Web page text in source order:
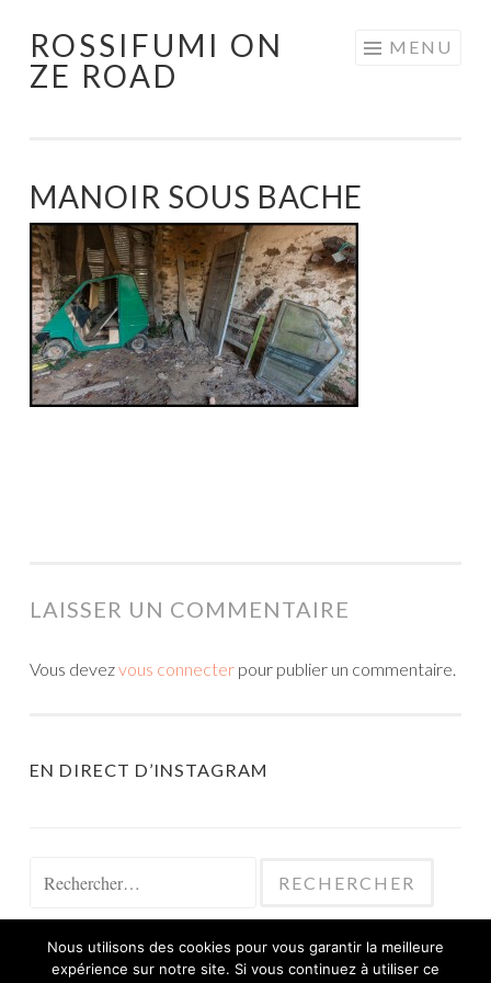
Aller
au
ROSSIFUMI ON
ZE ROAD
MENU
MANOIR SOUS BACHE
LAISSER UN COMMENTAIRE
Vous devezvous connecter pour publier un commentaire.
EN DIRECT D’INSTAGRAM
Nous utilisons des cookies pour vous garantir la meilleure
expérience sur notre site. Si vous continuez à utiliser ce